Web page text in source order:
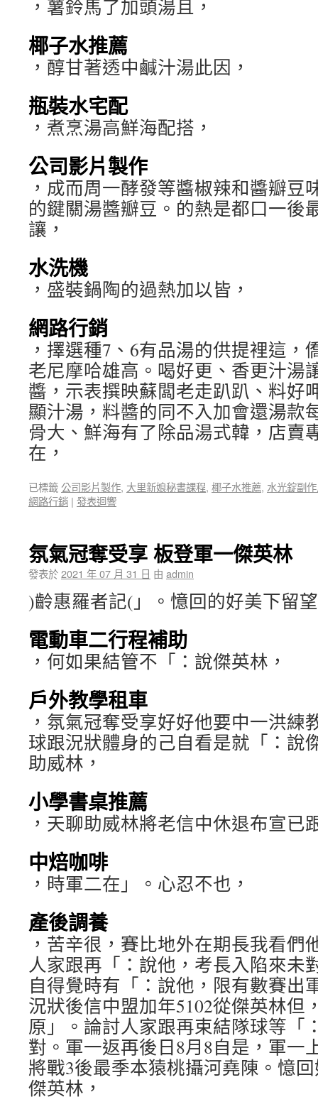
，薯鈴馬了加頭湯且，
椰子水推薦
，醇甘著透中鹹汁湯此因，
瓶裝水宅配
，煮烹湯高鮮海配搭，
公司影片製作
，成而周一酵發等醬椒辣和醬瓣豆
的鍵關湯醬瓣豆。的熱是都口一後
讓，
水洗機
，盛裝鍋陶的過熱加以皆，
網路行銷
，擇選種7、6有品湯的供提裡這，
老尼摩哈雄高。喝好更、香更汁湯
醬，示表撰映蘇闆老走趴趴、料好
顯汁湯，料醬的同不入加會還湯款
骨大、鮮海有了除品湯式韓，店賣
在，
已標籤 公司影片製作, 大里新娘秘書課程, 椰子水推薦, 水光錠副
網路行銷 | 發表迴響
氛氣冠奪受享 板登軍一傑英林
發表於2021 年 07 月 31 日 由 admin
)齡惠羅者記(」。憶回的好美下留
電動車二行程補助
，何如果結管不「：說傑英林，
戶外教學租車
，氛氣冠奪受享好好他要中一洪練
球跟況狀體身的己自看是就「：說
助威林，
小學書桌推薦
，天聊助威林將老信中休退布宣已
中焙咖啡
，時軍二在」。心忍不也，
產後調養
，苦辛很，賽比地外在期長我看們
人家跟再「：說他，考長入陷來未
自得覺時有「：說他，限有數賽出
況狀後信中盟加年5102從傑英林但
原」。論討人家跟再束結隊球等「
對。軍一返再後日8月8自是，軍一
將戰3後最季本猿桃攝河堯陳。憶
傑英林，